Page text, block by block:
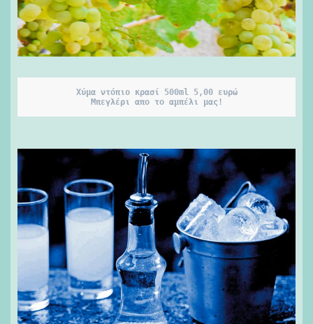
Xύμα ντόπιο κρασί 500ml 5,00 ευρώ
Μπεγλέρι απο το αμπέλι μας!